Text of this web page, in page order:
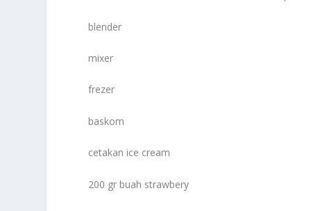
blender
mixer
frezer
baskom
cetakan ice cream
200 gr buah strawbery